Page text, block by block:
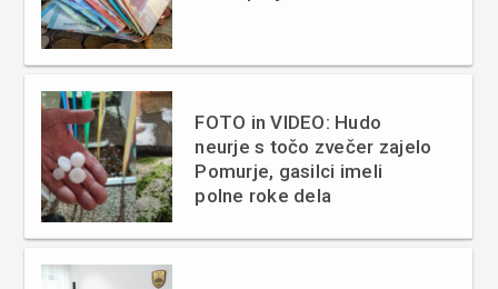
FOTO in VIDEO: Hudo
neurje s točo zvečer zajelo
Pomurje, gasilci imeli
polne roke dela